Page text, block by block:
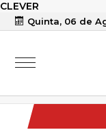
CLEVER
Quinta, 06 de